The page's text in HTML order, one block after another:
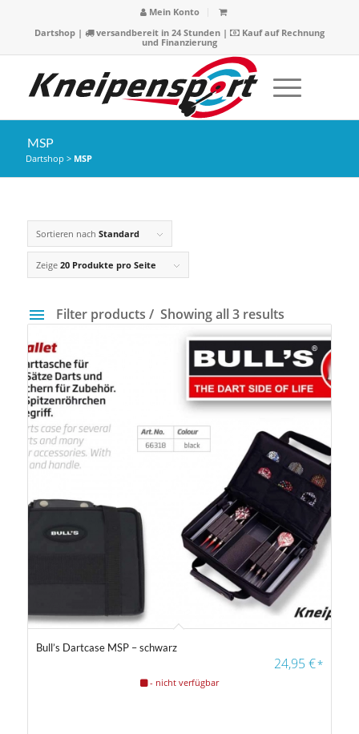
Mein Konto
Dartshop| versandbereit in 24 Stunden |
Kauf auf Rechnung
und Finanzierung
MSP
Dartshop > MSP
Sortieren nach Standard
Zeige 20 Produkte pro Seite
Filter products Showing all 3 results
24 € 25 €
24 24 25 25
Gewicht
14 g 40 g
4.67
Bull’s Dartcase MSP – schwarz
24,95€*
- nicht verfügbar